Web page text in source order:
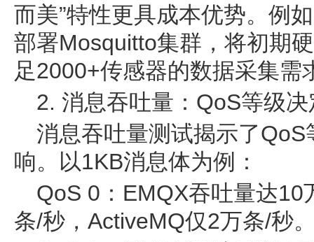
而美”特性更具成本优势。例
部署Mosquitto集群，将初期
足2000+传感器的数据采集需
2. 消息吞吐量：QoS等级
消息吞吐量测试揭示了
响。以1KB消息体为例：
QoS 0：EMQX吞吐量达
条/秒，ActiveMQ仅2万条/秒